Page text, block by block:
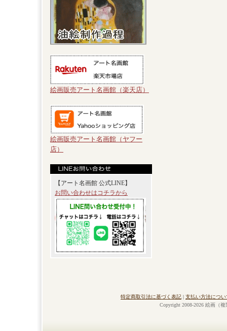
絵画販売アート名画館（楽天店）
絵画販売アート名画館（ヤフー
店）
【アート名画館 公式LINE】
お問い合わせはコチラから
特定商取引法に基づく表記 | 支払い方法につい
Copyright 2008-2026 絵画（